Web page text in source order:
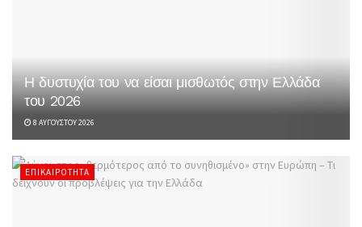
Η δυστυχία του να είσαι μισθωτός στην Ελλάδα
του 2026
8 ΑΥΓΟΎΣΤΟΥ 2026
ΕΠΙΚΑΙΡΌΤΗΤΑ